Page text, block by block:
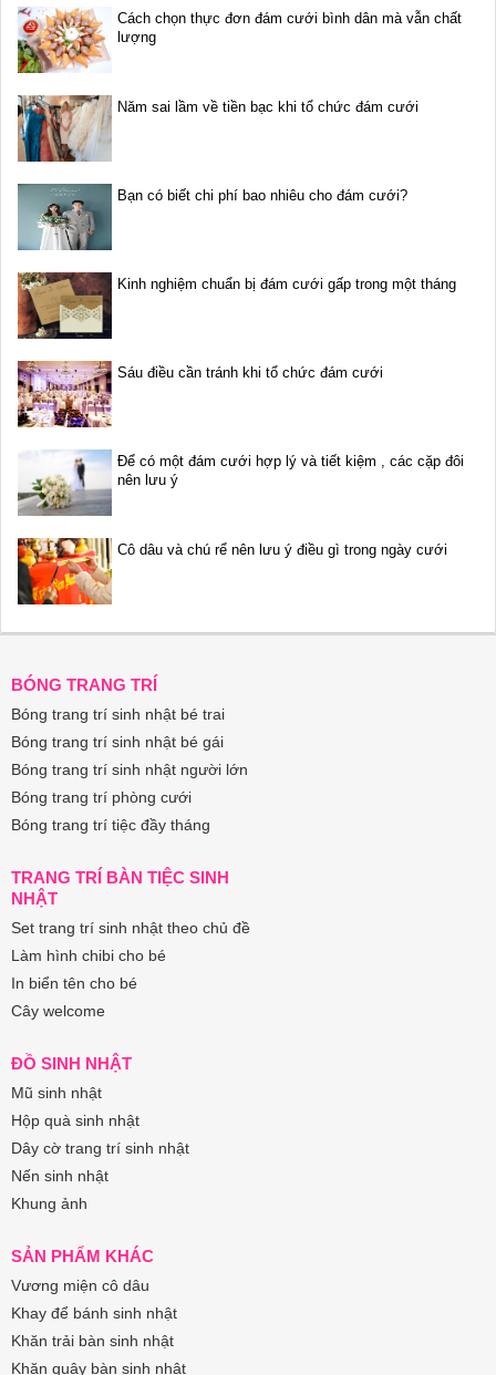
Cách chọn thực đơn đám cưới bình dân mà vẫn chất
lượng
Năm sai lầm về tiền bạc khi tổ chức đám cưới
Bạn có biết chi phí bao nhiêu cho đám cưới?
Kinh nghiệm chuẩn bị đám cưới gấp trong một tháng
Sáu điều cần tránh khi tổ chức đám cưới
Để có một đám cưới hợp lý và tiết kiệm , các cặp đôi
nên lưu ý
Cô dâu và chú rể nên lưu ý điều gì trong ngày cưới
BÓNG TRANG TRÍ
Bóng trang trí sinh nhật bé trai
Bóng trang trí sinh nhật bé gái
Bóng trang trí sinh nhật người lớn
Bóng trang trí phòng cưới
Bóng trang trí tiệc đầy tháng
TRANG TRÍ BÀN TIỆC SINH
NHẬT
Set trang trí sinh nhật theo chủ đề
Làm hình chibi cho bé
In biển tên cho bé
Cây welcome
ĐỒ SINH NHẬT
Mũ sinh nhật
Hộp quà sinh nhật
Dây cờ trang trí sinh nhật
Nến sinh nhật
Khung ảnh
SẢN PHẨM KHÁC
Vương miện cô dâu
Khay để bánh sinh nhật
Khăn trải bàn sinh nhật
Khăn quây bàn sinh nhật